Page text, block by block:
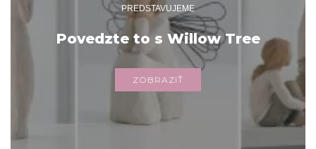
PREDSTAVUJEME
Povedzte to s Willow Tree
ZOBRAZIŤ